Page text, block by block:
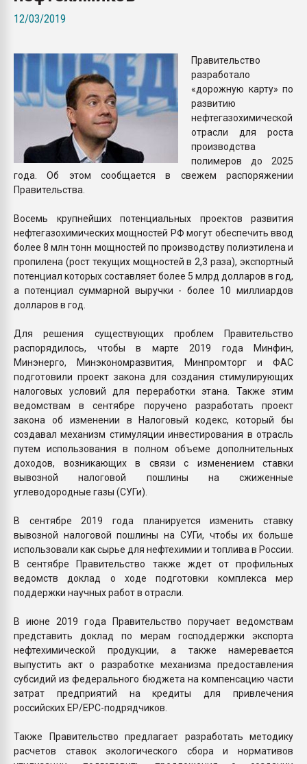
ПЕРЕЙТИ НА
12/03/2019
Правительство
разработало
«дорожную карту» по
развитию
нефтегазохимической
отрасли для роста
производства
полимеров до 2025
года. Об этом сообщается в свежем распоряжении
Правительства.
Восемь крупнейших потенциальных проектов развития
нефтегазохимических мощностей РФ могут обеспечить ввод
более 8 млн тонн мощностей по производству полиэтилена и
пропилена (рост текущих мощностей в 2,3 раза), экспортный
потенциал которых составляет более 5 млрд долларов в год,
а потенциал суммарной выручки - более 10 миллиардов
долларов в год.
Для решения существующих проблем Правительство
распорядилось, чтобы в марте 2019 года Минфин,
Минэнерго, Минэкономразвития, Минпромторг и ФАС
подготовили проект закона для создания стимулирующих
налоговых условий для переработки этана. Также этим
ведомствам в сентябре поручено разработать проект
закона об изменении в Налоговый кодекс, который бы
создавал механизм стимуляции инвестирования в отрасль
путем использования в полном объеме дополнительных
доходов, возникающих в связи с изменением ставки
вывозной налоговой пошлины нa сжиженные
углеводородные газы (СУГи).
В сентябре 2019 года планируется изменить ставку
вывозной налоговой пошлины нa СУГи, чтобы их больше
использовали как сырье для нефтехимии и топлива в России.
В сентябре Правительство также ждет от профильных
ведомств доклад о ходе подготовки комплекса мер
поддержки научных работ в отрасли.
В июне 2019 года Правительство поручает ведомствам
представить доклад по мерам господдержки экспорта
нефтехимической продукции, а также намеревается
выпустить акт о разработке механизма предоставления
субсидий из федерального бюджета нa компенсацию части
затрат предприятий на кредиты для привлечения
российских EP/EPC-подрядчиков.
Также Правительство предлагает разработать методику
расчетов ставок экологического сбора и нормативов